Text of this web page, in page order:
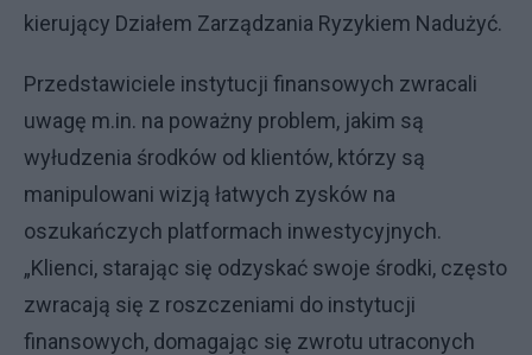
kierujący Działem Zarządzania Ryzykiem Nadużyć.
Przedstawiciele instytucji finansowych zwracali
uwagę m.in. na poważny problem, jakim są
wyłudzenia środków od klientów, którzy są
manipulowani wizją łatwych zysków na
oszukańczych platformach inwestycyjnych.
„Klienci, starając się odzyskać swoje środki, często
zwracają się z roszczeniami do instytucji
finansowych, domagając się zwrotu utraconych